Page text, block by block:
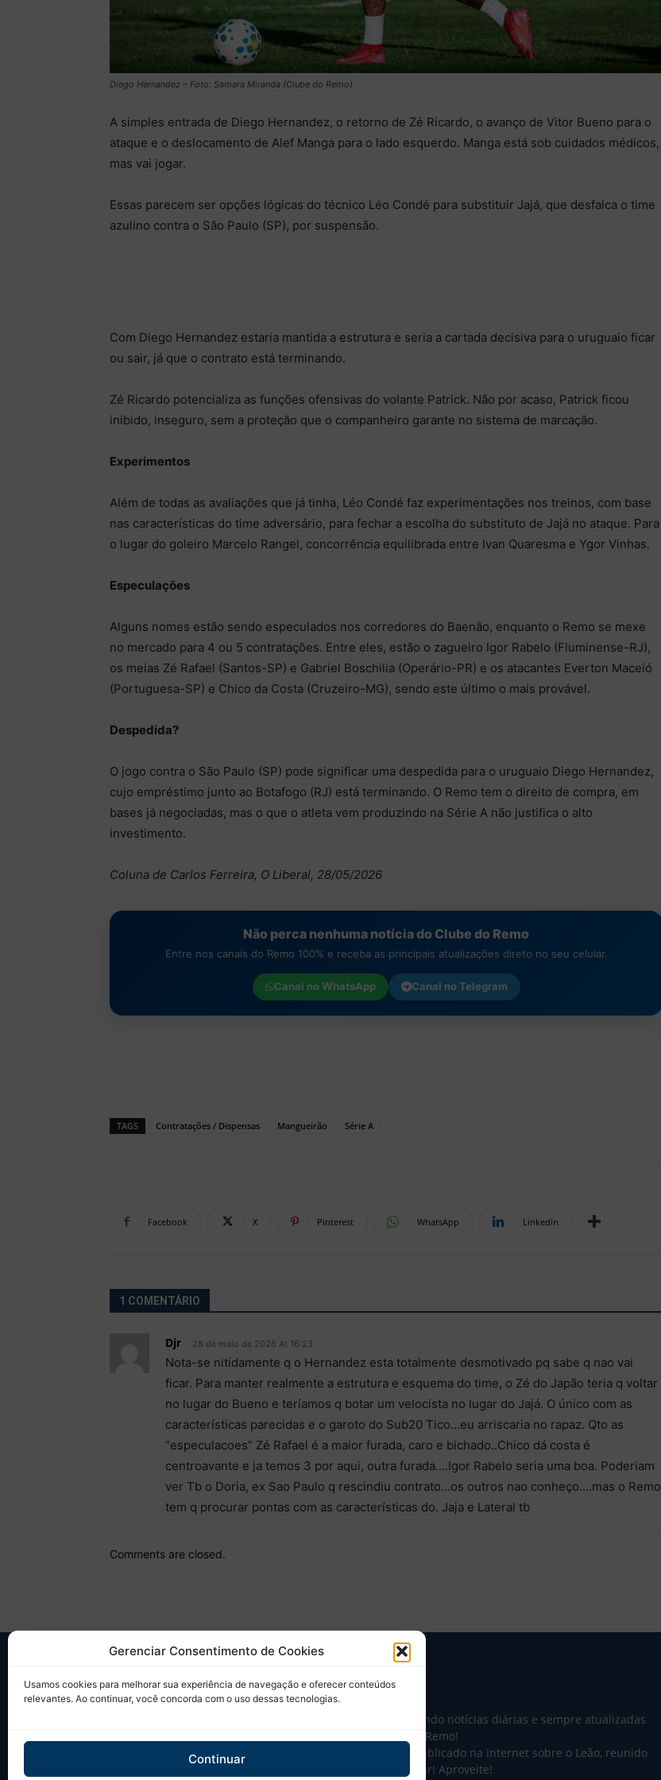
Gerenciar Consentimento de Cookies
Usamos cookies para melhorar sua experiência de navegação e oferecer conteúdos
relevantes. Ao continuar, você concorda com o uso dessas tecnologias.
Continuar
Diego Hernandez – Foto: Samara Miranda (Clube do Remo)
A simples entrada de Diego Hernandez, o retorno de Zé Ricardo, o avanço de Vitor Bueno para o
ataque e o deslocamento de Alef Manga para o lado esquerdo. Manga está sob cuidados médicos,
mas vai jogar.
Essas parecem ser opções lógicas do técnico Léo Condé para substituir Jajá, que desfalca o time
azulino contra o São Paulo (SP), por suspensão.
Com Diego Hernandez estaria mantida a estrutura e seria a cartada decisiva para o uruguaio ficar
ou sair, já que o contrato está terminando.
Zé Ricardo potencializa as funções ofensivas do volante Patrick. Não por acaso, Patrick ficou
inibido, inseguro, sem a proteção que o companheiro garante no sistema de marcação.
Experimentos
Além de todas as avaliações que já tinha, Léo Condé faz experimentações nos treinos, com base
nas características do time adversário, para fechar a escolha do substituto de Jajá no ataque. Para
o lugar do goleiro Marcelo Rangel, concorrência equilibrada entre Ivan Quaresma e Ygor Vinhas.
Especulações
Alguns nomes estão sendo especulados nos corredores do Baenão, enquanto o Remo se mexe
no mercado para 4 ou 5 contratações. Entre eles, estão o zagueiro Igor Rabelo (Fluminense-RJ),
os meias Zé Rafael (Santos-SP) e Gabriel Boschilia (Operário-PR) e os atacantes Everton Maceió
(Portuguesa-SP) e Chico da Costa (Cruzeiro-MG), sendo este último o mais provável.
Despedida?
O jogo contra o São Paulo (SP) pode significar uma despedida para o uruguaio Diego Hernandez,
cujo empréstimo junto ao Botafogo (RJ) está terminando. O Remo tem o direito de compra, em
bases já negociadas, mas o que o atleta vem produzindo na Série A não justifica o alto
investimento.
Coluna de Carlos Ferreira, O Liberal, 28/05/2026
Não perca nenhuma notícia do Clube do Remo
Entre nos canais do Remo 100% e receba as principais atualizações direto no seu celular.
Canal noWhatsApp Canal noTelegram
TAGS Contratações / Dispensas Mangueirão Série A
Facebook X Pinterest WhatsApp Linkedin
1 COMENTÁRIO
Djr 28 de maio de 2026 At 16:23
Nota-se nitidamente q o Hernandez esta totalmente desmotivado pq sabe q nao vai
ficar. Para manter realmente a estrutura e esquema do time, o Zé do Japão teria q voltar
no lugar do Bueno e teríamos q botar um velocista no lugar do Jajá. O único com as
características parecidas e o garoto do Sub20 Tico…eu arriscaria no rapaz. Qto as
“especulacoes” Zé Rafael é a maior furada, caro e bichado..Chico dá costa é
centroavante e ja temos 3 por aqui, outra furada….Igor Rabelo seria uma boa. Poderiam
ver Tb o Doria, ex Sao Paulo q rescindiu contrato…os outros nao conheço….mas o Remo
tem q procurar pontas com as características do. Jaja e Lateral tb
Comments are closed.
SOBRE NÓS
Desde 2004 trazendo notícias diárias e sempre atualizadas
sobre o Clube do Remo!
Tudo o que sai publicado na internet sobre o Leão, reunido
em um único lugar! Aproveite!